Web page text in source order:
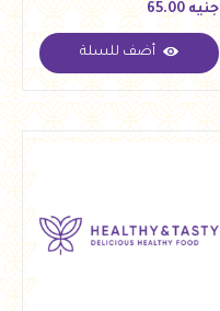
جنيه
جنيه 65.00
أضف للسلة